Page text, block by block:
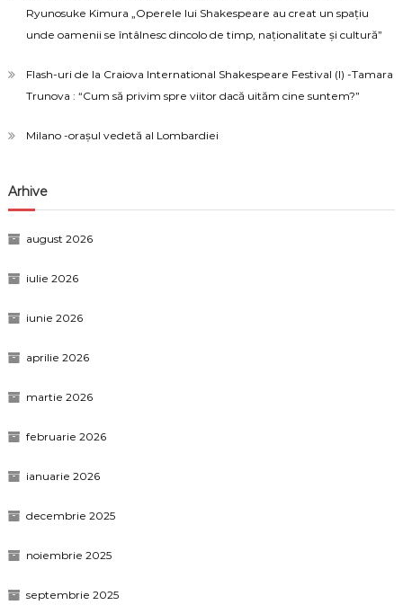
Ryunosuke Kimura „Operele lui Shakespeare au creat un spațiu
unde oamenii se întâlnesc dincolo de timp, naționalitate și cultură”
Flash-uri de la Craiova International Shakespeare Festival (I) -Tamara
Trunova : “Cum să privim spre viitor dacă uităm cine suntem?”
Milano -orașul vedetă al Lombardiei
Arhive
august 2026
iulie 2026
iunie 2026
aprilie 2026
martie 2026
februarie 2026
ianuarie 2026
decembrie 2025
noiembrie 2025
septembrie 2025